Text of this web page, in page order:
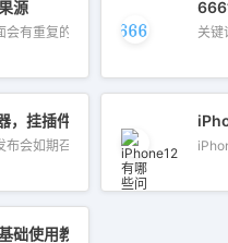
源
有重复的和已经...
666
关键
，挂插件甚至比手机越狱还要方
会如期召开，...
础使用教程